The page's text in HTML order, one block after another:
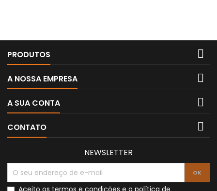
PRODUTOS 
A NOSSA EMPRESA 
A SUA CONTA 
CONTATO 
NEWSLETTER
Aceito os termos e condições e a política de